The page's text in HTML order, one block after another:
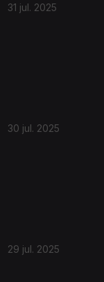
31 jul. 2025
30 jul. 2025
29 jul. 2025